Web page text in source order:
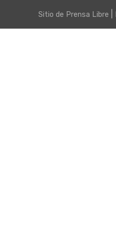
Sitio de Prensa Libre